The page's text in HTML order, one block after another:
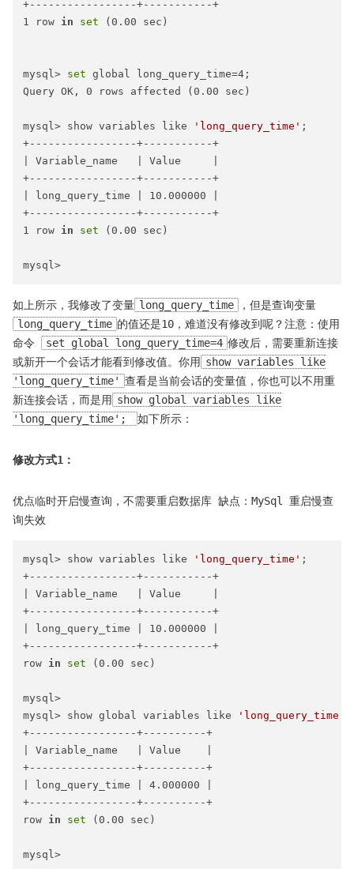
+-----------------+-----------+
1 row in set (0.00 sec)
mysql> set global long_query_time=4;
Query OK, 0 rows affected (0.00 sec)
mysql> show variables like 'long_query_time' ;
+-----------------+-----------+
| Variable_name   | Value     |
+-----------------+-----------+
| long_query_time | 10.000000 |
+-----------------+-----------+
1 row in set (0.00 sec)
如上所示，我修改了变量 long_query_time
，但是查询变量
long_query_time 的值还是10，难道没有修改到呢？注意：使用
命令
set global long_query_time=4 修改后，需要重新连接
或新开一个会话才能看到修改值。你用 show variables like
'long_query_time' 查看是当前会话的变量值，你也可以不用重
新连接会话，而是用 show global variables like
'long_query_time';
如下所示：
修改方式1：
优点临时开启慢查询，不需要重启数据库 缺点：MySql 重启慢查
询失效
mysql> show variables like 'long_query_time' ;
+-----------------+-----------+
| Variable_name   | Value     |
+-----------------+-----------+
| long_query_time | 10.000000 |
+-----------------+-----------+
row in set (0.00 sec)
mysql>
mysql> show global variables like
'long_query_time'
+-----------------+----------+
| Variable_name   | Value    |
+-----------------+----------+
| long_query_time | 4.000000 |
+-----------------+----------+
row in set (0.00 sec)